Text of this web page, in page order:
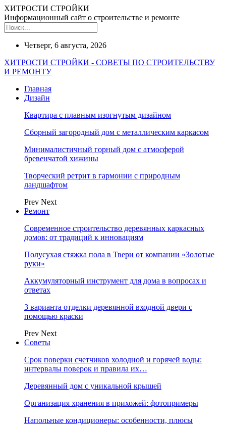
ХИТРОСТИ СТРОЙКИ
Информационный сайт о строительстве и ремонте
Четверг, 6 августа, 2026
ХИТРОСТИ СТРОЙКИ - СОВЕТЫ ПО СТРОИТЕЛЬСТВУ
И РЕМОНТУ
Главная
Дизайн
Квартира с плавным изогнутым дизайном
Сборный загородный дом с металлическим каркасом
Минималистичный горный дом с атмосферой
бревенчатой хижины
Творческий ретрит в гармонии с природным
ландшафтом
Prev Next
Ремонт
Современное строительство деревянных каркасных
домов: от традиций к инновациям
Полусухая стяжка пола в Твери от компании «Золотые
руки»
Аккумуляторный инструмент для дома в вопросах и
ответах
3 варианта отделки деревянной входной двери с
помощью краски
Prev Next
Советы
Срок поверки счетчиков холодной и горячей воды:
интервалы поверок и правила их…
Деревянный дом с уникальной крышей
Организация хранения в прихожей: фотопримеры
Напольные кондиционеры: особенности, плюсы